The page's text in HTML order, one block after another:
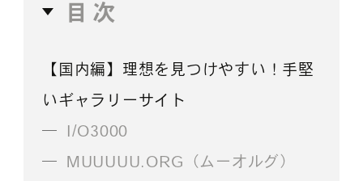
目次
【国内編】理想を見つけやすい！手堅
いギャラリーサイト
I/O3000
MUUUUU.ORG（ムーオルグ）